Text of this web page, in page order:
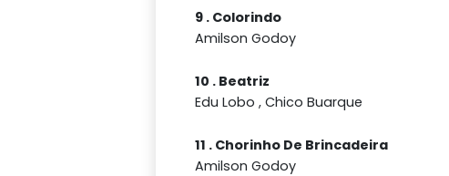
9 . Colorindo
Amilson Godoy
10 . Beatriz
Edu Lobo , Chico Buarque
11 . Chorinho De Brincadeira
Amilson Godoy